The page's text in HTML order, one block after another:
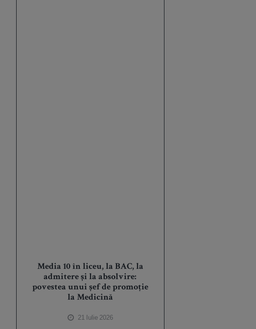
Media 10 în liceu, la BAC, la
admitere și la absolvire:
povestea unui șef de promoție
la Medicină
21 Iulie 2026